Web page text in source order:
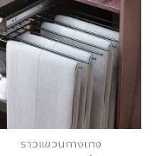
ราวแขวนกางเกง